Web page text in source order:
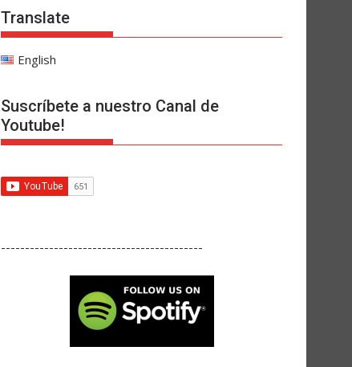
Translate
English
Suscríbete a nuestro Canal de
Youtube!
------------------------------------------